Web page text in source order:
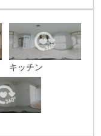
キッチン